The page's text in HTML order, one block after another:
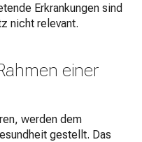
Erkrankungen sind
nicht relevant.
einer
werden dem
gestellt. Das